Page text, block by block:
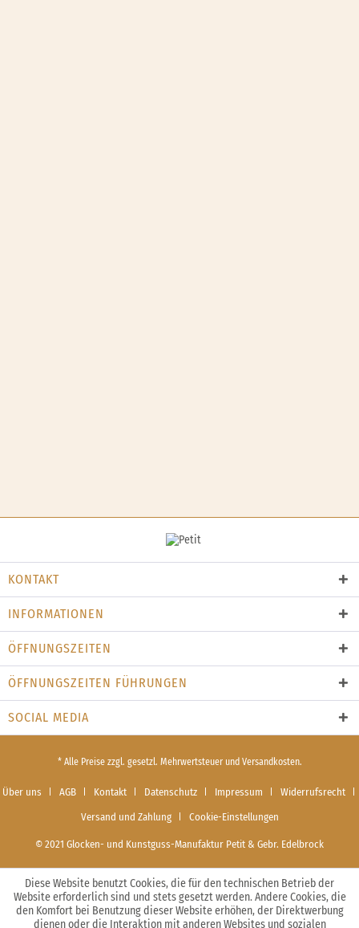
KONTAKT
INFORMATIONEN
ÖFFNUNGSZEITEN
ÖFFNUNGSZEITEN FÜHRUNGEN
SOCIAL MEDIA
* Alle Preise zzgl. gesetzl. Mehrwertsteuer und Versandkosten.
Über uns AGB Kontakt Datenschutz Impressum Widerrufsrecht
Versand und Zahlung Cookie-Einstellungen
© 2021 Glocken- und Kunstguss-Manufaktur Petit & Gebr. Edelbrock
Diese Website benutzt Cookies, die für den technischen Betrieb der
Website erforderlich sind und stets gesetzt werden. Andere Cookies, die
den Komfort bei Benutzung dieser Website erhöhen, der Direktwerbung
dienen oder die Interaktion mit anderen Websites und sozialen